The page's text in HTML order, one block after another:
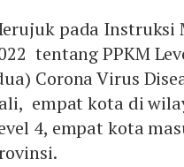
pada Instruksi
tentang PPKM
Corona Virus
empat kota di
4, empat kota